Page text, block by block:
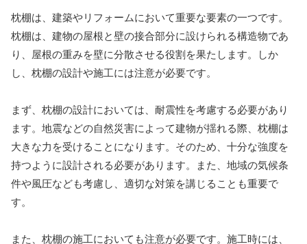
枕棚は、建築やリフォームにおいて重要な要素の一つです。
枕棚は、建物の屋根と壁の接合部分に設けられる構造物であ
り、屋根の重みを壁に分散させる役割を果たします。しか
し、枕棚の設計や施工には注意が必要です。
まず、枕棚の設計においては、耐震性を考慮する必要があり
ます。地震などの自然災害によって建物が揺れる際、枕棚は
大きな力を受けることになります。そのため、十分な強度を
持つように設計される必要があります。また、地域の気候条
件や風圧なども考慮し、適切な対策を講じることも重要で
す。
また、枕棚の施工においても注意が必要です。施工時には、